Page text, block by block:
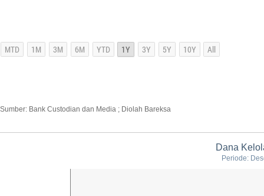
Sumber: Bank Custodian dan Media ; Diolah Bareksa
Dana
Periode: